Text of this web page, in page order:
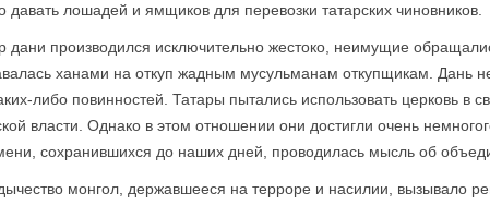
давать лошадей и ямщиков для перевозки татарских чиновников.
дани производился исключительно жестоко, неимущие
ханами на откуп жадным мусульманам откупщикам. Дань
либо повинностей. Татары пытались использовать церковь в
власти. Однако в этом отношении они достигли очень
сохранившихся до наших дней, проводилась мысль об
монгол, державшееся на терроре и насилии, вызывало